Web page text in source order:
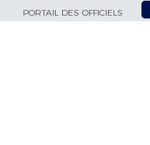
PORTAIL DES OFFICIELS